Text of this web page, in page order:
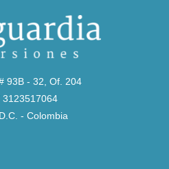
93B - 32, Of. 204
3123517064
- Colombia